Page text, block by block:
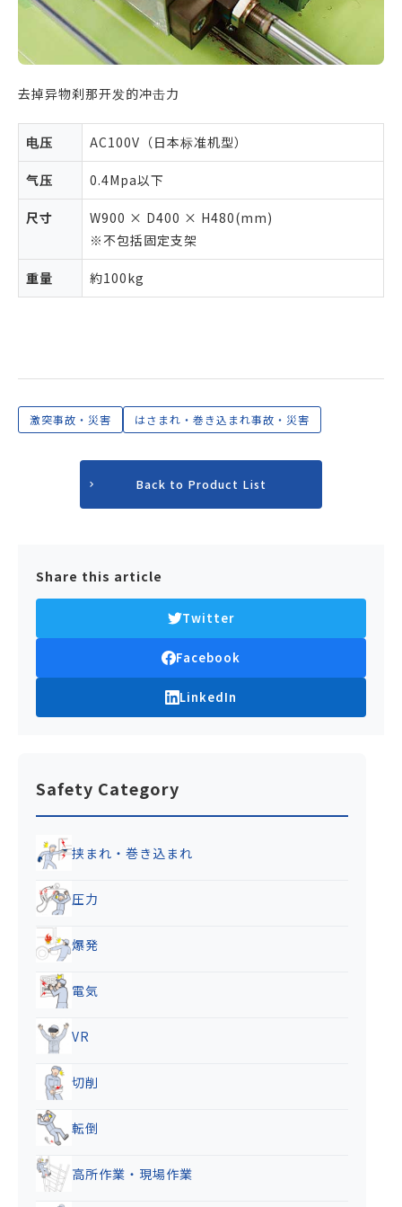
Safety Category
挟まれ・巻き込まれ
圧力
爆発
電気
VR
切削
転倒
高所作業・現場作業
去掉异物刹那开发的冲击力
电压 AC100V（日本标准机型）
气压 0.4Mpa以下
尺寸
W900 × D400 × H480(mm)
※不包括固定支架
重量 約100kg
激突事故・災害 はさまれ・巻き込まれ事故・災害
Back to Product List
Share this article
Twitter
Facebook
LinkedIn